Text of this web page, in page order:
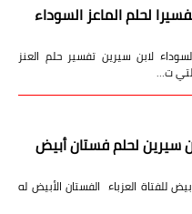
على أهم 20 تفسيرا لحلم الماعز السوداء
الماعز السوداء لابن سيرين تفسير حلم العنز
ت…
سيرين لحلم فستان أبيض
للفتاة العزباء الفستان الأبيض له